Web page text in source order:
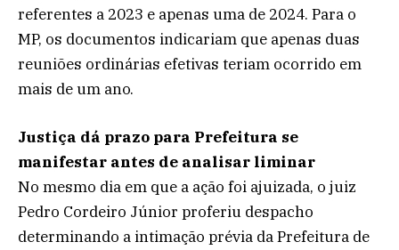
referentes a 2023 e apenas uma de 2024. Para o
MP, os documentos indicariam que apenas duas
reuniões ordinárias efetivas teriam ocorrido em
mais de um ano.
Justiça dá prazo para Prefeitura se
manifestar antes de analisar liminar
No mesmo dia em que a ação foi ajuizada, o juiz
Pedro Cordeiro Júnior proferiu despacho
determinando a intimação prévia da Prefeitura de